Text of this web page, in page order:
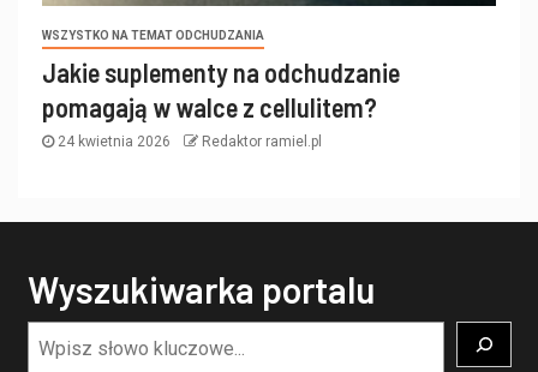
WSZYSTKO NA TEMAT ODCHUDZANIA
Jakie suplementy na odchudzanie
pomagają w walce z cellulitem?
24 kwietnia 2026 Redaktor ramiel.pl
Wyszukiwarka portalu